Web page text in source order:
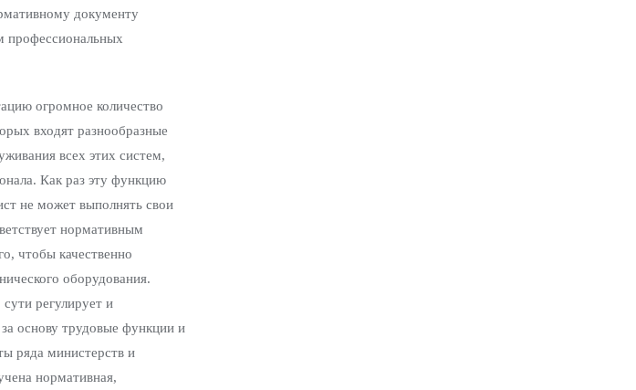
документу
профессиональных
огромное количество
входят разнообразные
всех этих систем,
Как раз эту функцию
не может выполнять свои
нормативным
чтобы качественно
оборудования.
регулирует и
основу трудовые функции и
ряда министерств и
нормативная,